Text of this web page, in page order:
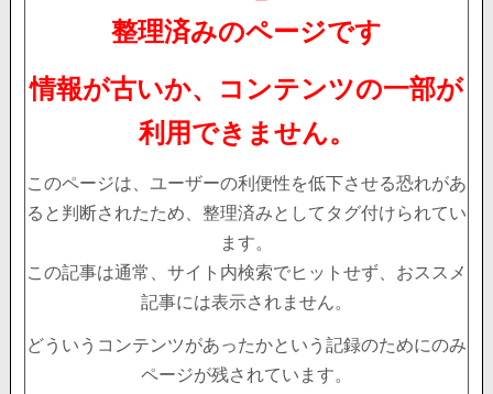
整理済みのページです
情報が古いか、コンテンツの一部が
利用できません。
このページは、ユーザーの利便性を低下させる恐れがあ
ると判断されたため、整理済みとしてタグ付けられてい
ます。
この記事は通常、サイト内検索でヒットせず、おススメ
記事には表示されません。
どういうコンテンツがあったかという記録のためにのみ
ページが残されています。